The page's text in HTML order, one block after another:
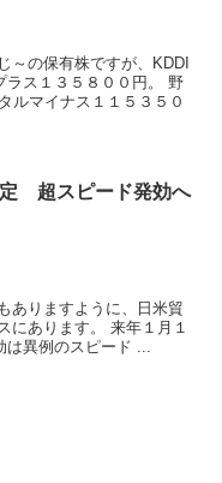
～の保有株ですが、KDDI
ラス１３５８００円。 野
ルマイナス１１５３５０
定 超スピード発効へ
ありますように、日米貿
にあります。 来年１月１
は異例のスピード ...